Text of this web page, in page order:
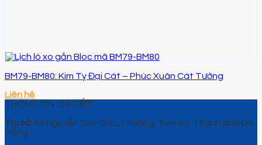
BM79-BM80: Kim Tỵ Đại Cát – Phúc Xuân Cát Tường
Liên hệ
THÔNG TIN CHI TIẾT
Trụ sở: 44 Nguyễn Sinh Sắc, Phường Tam Kỳ, Thành phố Đà
Nẵng.